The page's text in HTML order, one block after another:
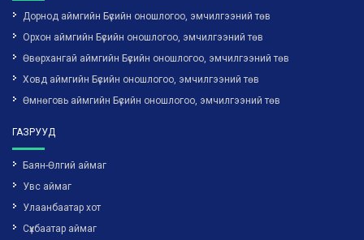
Дорнод аймгийн Бүсийн оношлогоо, эмчилгээний төв
Орхон аймгийн Бүсийн оношлогоо, эмчилгээний төв
Өвөрхангай аймгийн Бүсийн оношлогоо, эмчилгээний төв
Ховд аймгийн Бүсийн оношлогоо, эмчилгээний төв
Өмнөговь аймгийн Бүсийн оношлогоо, эмчилгээний төв
ГАЗРУУД
Баян-Өлгий аймаг
Увс аймаг
Улаанбаатар хот
Сүхбаатар аймаг